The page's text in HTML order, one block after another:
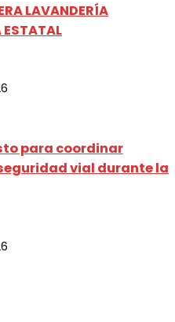
LAVANDERÍA
ESTATAL
para coordinar
vial durante la